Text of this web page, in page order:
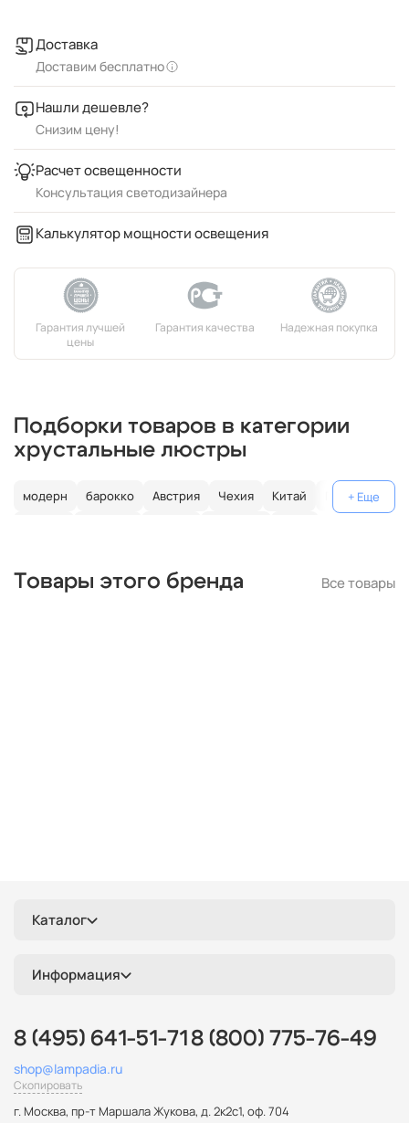
Доставка
Доставим бесплатно
Нашли дешевле?
Снизим цену!
Расчет освещенности
Консультация светодизайнера
Калькулятор мощности освещения
Подборки товаров в категории
хрустальные люстры
модерн барокко Австрия Чехия Китай
Германия
круглые
классические светодиодные
кольцо
Товары этого бренда Все товары
Каталог
Информация
8 (495) 641-51-71 8 (800) 775-76-49
shop@lampadia.ru
Скопировать
г. Москва, пр-т Маршала Жукова, д. 2к2с1, оф. 704